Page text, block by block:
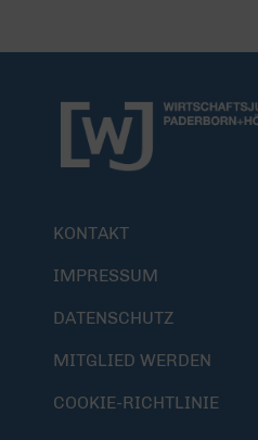
KONTAKT
IMPRESSUM
DATENSCHUTZ
MITGLIED WERDEN
COOKIE-RICHTLINIE